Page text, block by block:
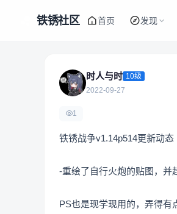
铁锈社区 首页 发现
时人与时 10级
2022-09-27
1
铁锈战争v1.14p514更新动态
-重绘了自行火炮的贴图，并
PS也是现学现用的，弄得有